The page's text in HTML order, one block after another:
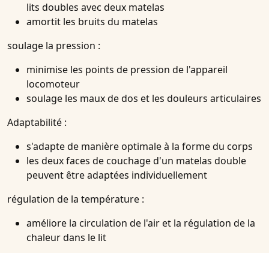
lits doubles avec deux matelas
amortit les bruits du matelas
soulage la pression :
minimise les points de pression de l'appareil
locomoteur
soulage les maux de dos et les douleurs articulaires
Adaptabilité :
s'adapte de manière optimale à la forme du corps
les deux faces de couchage d'un matelas double
peuvent être adaptées individuellement
régulation de la température :
améliore la circulation de l'air et la régulation de la
chaleur dans le lit